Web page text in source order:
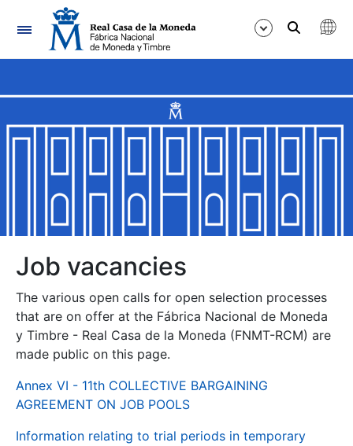
Navigation
Show/Hide
Show/Hide
Show/Hide
Show/Hide
Show/Hide
Job vacancies
The various open calls for open selection processes
that are on offer at the Fábrica Nacional de Moneda
y Timbre - Real Casa de la Moneda (FNMT-RCM) are
made public on this page.
Annex VI - 11th COLLECTIVE BARGAINING
AGREEMENT ON JOB POOLS
Information relating to trial periods in temporary